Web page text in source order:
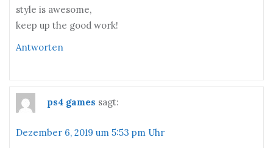
style is awesome,
keep up the good work!
Antworten
ps4 games sagt:
Dezember 6, 2019 um 5:53 pm Uhr